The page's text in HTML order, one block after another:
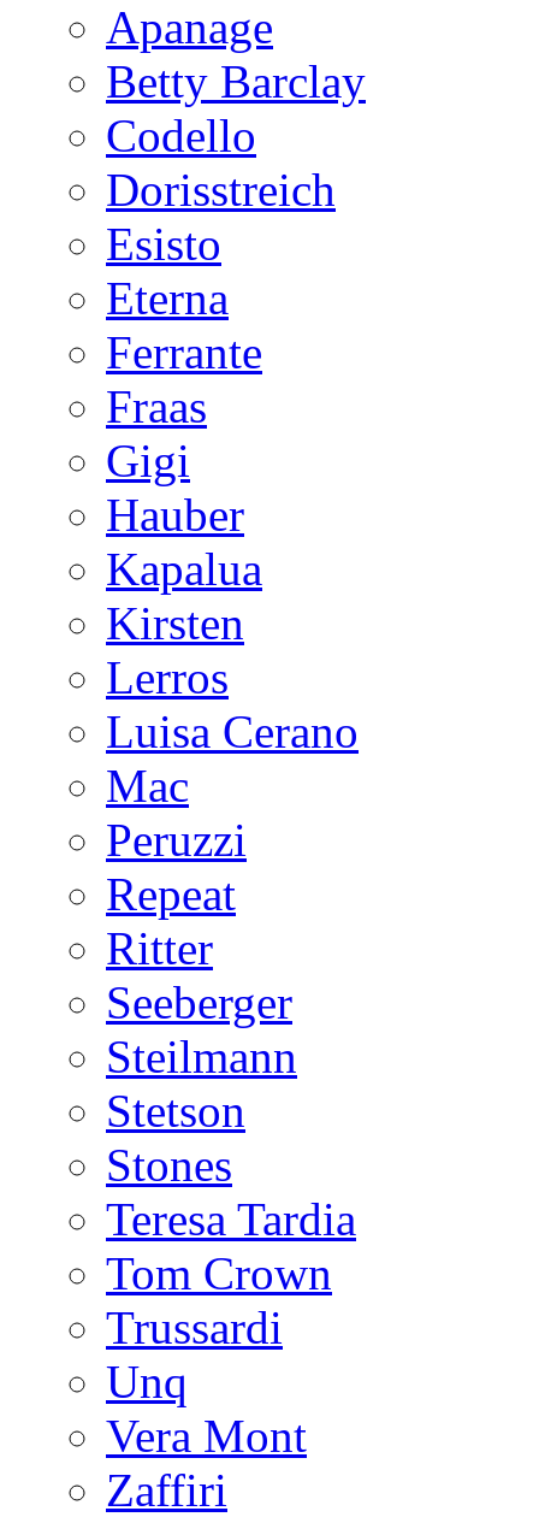
Apanage
Betty Barclay
Codello
Dorisstreich
Esisto
Eterna
Ferrante
Fraas
Gigi
Hauber
Kapalua
Kirsten
Lerros
Luisa Cerano
Mac
Peruzzi
Repeat
Ritter
Seeberger
Steilmann
Stetson
Stones
Teresa Tardia
Tom Crown
Trussardi
Unq
Vera Mont
Zaffiri